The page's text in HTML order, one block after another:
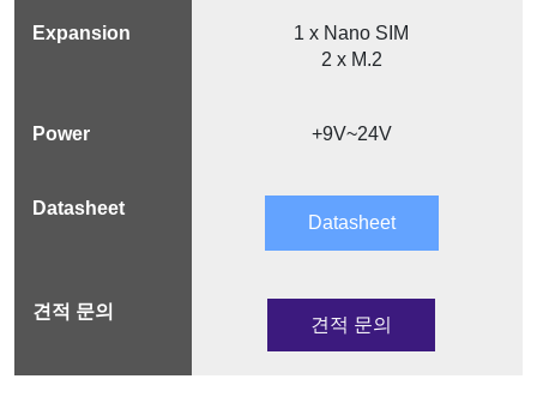
1 x Nano SIM
2 x M.2
+9V~24V
Datasheet
견적 문의